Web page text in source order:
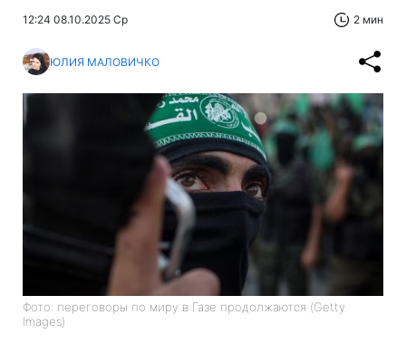
12:24 08.10.2025 Ср 2 мин
ЮЛИЯ МАЛОВИЧКО
Фото: переговоры по миру в Газе продолжаются (Getty
Images)